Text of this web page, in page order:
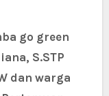
go green
S.STP
dan warga